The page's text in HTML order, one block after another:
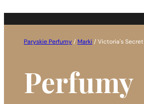
Paryskie Perfumy / Marki / Victoria's Secret
Perfumy